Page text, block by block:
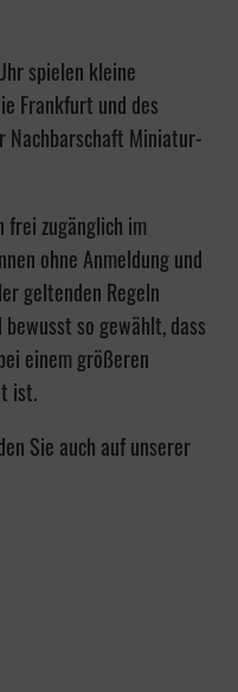
spielen kleine
Frankfurt und des
Nachbarschaft Miniatur-
frei zugänglich im
ohne Anmeldung und
geltenden Regeln
so gewählt, dass
einem größeren
ist.
Sie auch auf unserer